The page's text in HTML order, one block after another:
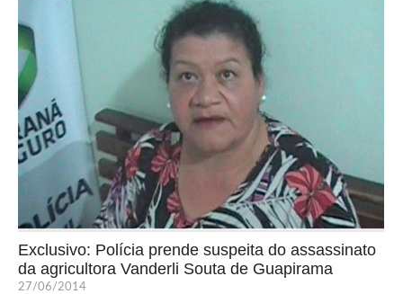
Exclusivo: Polícia prende suspeita do assassinato
da agricultora Vanderli Souta de Guapirama
27/06/2014